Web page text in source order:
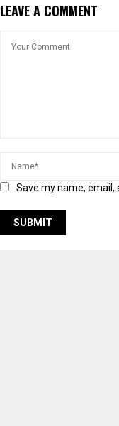
LEAVE A COMMENT
Save my name,